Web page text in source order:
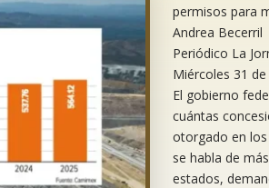
permisos para
Andrea Becerril
Periódico La
Miércoles 31
El gobierno
cuántas
otorgado en
se habla de
estados,